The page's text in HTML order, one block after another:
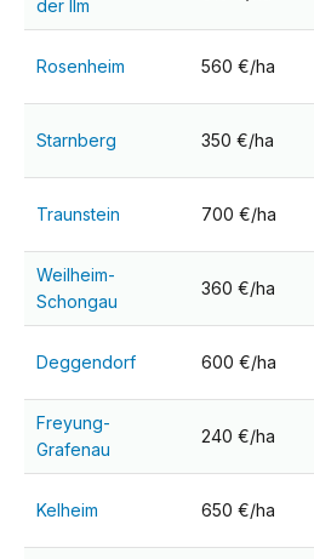
der Ilm
Rosenheim 560 €/ha
Starnberg 350 €/ha
Traunstein 700 €/ha
Weilheim-
Schongau
360 €/ha
Deggendorf 600 €/ha
Freyung-
Grafenau
240 €/ha
Kelheim 650 €/ha